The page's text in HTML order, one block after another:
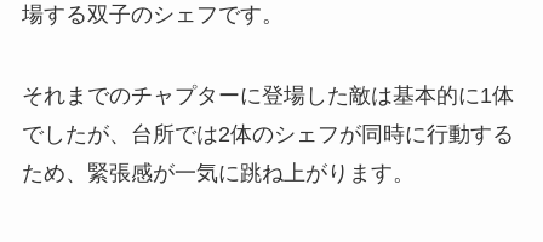
場する双子のシェフです。
それまでのチャプターに登場した敵は基本的に1体
でしたが、台所では2体のシェフが同時に行動する
ため、緊張感が一気に跳ね上がります。